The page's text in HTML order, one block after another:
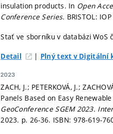
insulation products. In Open
Conference Series. BRISTOL:
Stať ve sborníku v databázi WoS
Detail | Plný text v Digitální
2023
ZACH, J.; PETERKOVÁ, J.;
Panels Based on Easy
GeoConference SGEM 2023.
2023. p. 26-36. ISBN: 978-619-